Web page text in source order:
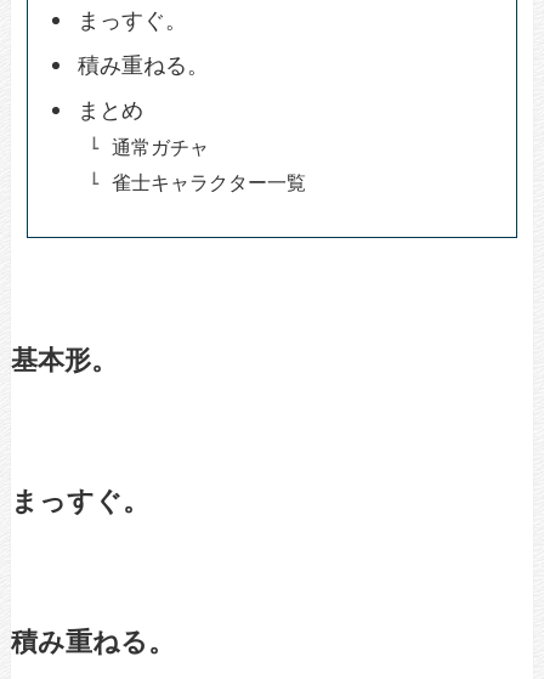
まっすぐ。
積み重ねる。
まとめ
通常ガチャ
雀士キャラクター一覧
基本形。
まっすぐ。
積み重ねる。